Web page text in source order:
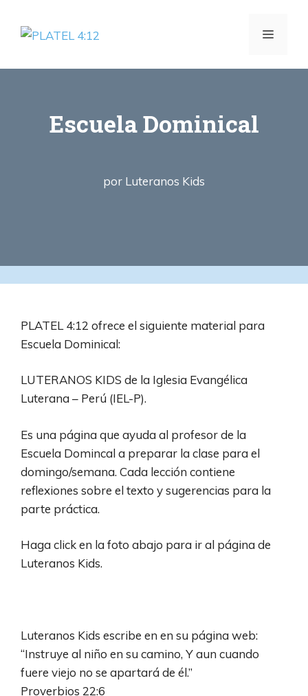
MENÚ
Escuela Dominical
por Luteranos Kids
PLATEL 4:12 ofrece el siguiente material para
Escuela Dominical:
LUTERANOS KIDS de la Iglesia Evangélica
Luterana – Perú (IEL-P).
Es una página que ayuda al profesor de la
Escuela Domincal a preparar la clase para el
domingo/semana. Cada lección contiene
reflexiones sobre el texto y sugerencias para la
parte práctica.
Haga click en la foto abajo para ir al página de
Luteranos Kids.
Luteranos Kids escribe en en su página web:
“Instruye al niño en su camino, Y aun cuando
fuere viejo no se apartará de él.”
Proverbios 22:6